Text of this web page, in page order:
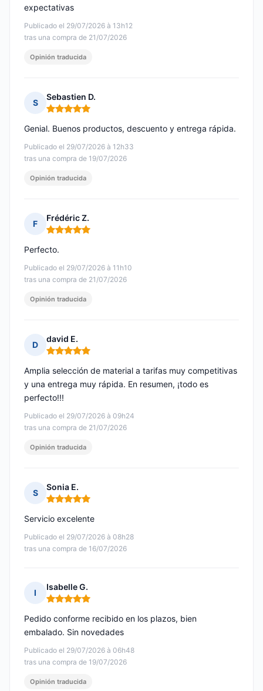
Publicado el 29/07/2026 à 13h12
tras una compra de 21/07/2026
expectativas
Opinión traducida
S
Sebastien D.
Nota: 5 de 5
Publicado el 29/07/2026 à 12h33
tras una compra de 19/07/2026
Genial. Buenos productos, descuento y entrega rápida.
Opinión traducida
F
Frédéric Z.
Nota: 5 de 5
Publicado el 29/07/2026 à 11h10
tras una compra de 21/07/2026
Perfecto.
Opinión traducida
D
david E.
Nota: 5 de 5
Publicado el 29/07/2026 à 09h24
tras una compra de 21/07/2026
Amplia selección de material a tarifas muy competitivas
y una entrega muy rápida. En resumen, ¡todo es
perfecto!!!
Opinión traducida
S
Sonia E.
Nota: 5 de 5
Publicado el 29/07/2026 à 08h28
tras una compra de 16/07/2026
Servicio excelente
I
Isabelle G.
Nota: 5 de 5
Publicado el 29/07/2026 à 06h48
tras una compra de 19/07/2026
Pedido conforme recibido en los plazos, bien
embalado. Sin novedades
Opinión traducida